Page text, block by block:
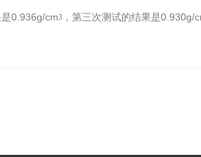
cmᶾ，第三次测试的结果是0.930g/